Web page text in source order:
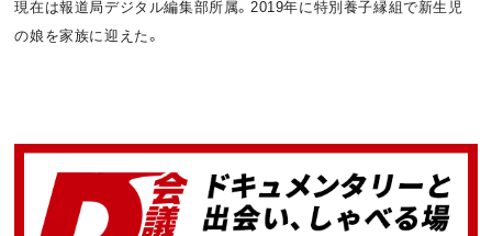
現在は報道局デジタル編集部所属。2019年に特別養子縁組で新生児
の娘を家族に迎えた。